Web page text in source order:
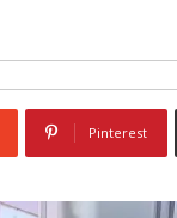
Pinterest